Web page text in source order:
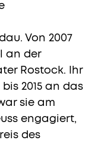
Von 2007
an der
Rostock. Ihr
2015 an das
sie am
engagiert,
des